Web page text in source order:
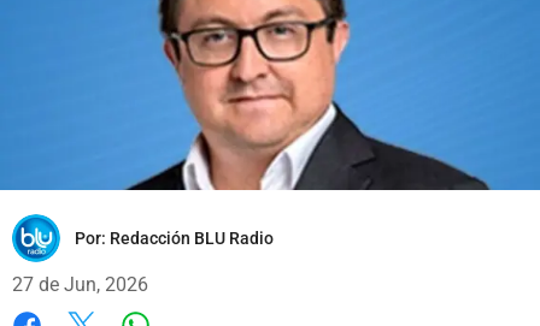
Por: Redacción BLU Radio
27 de Jun, 2026